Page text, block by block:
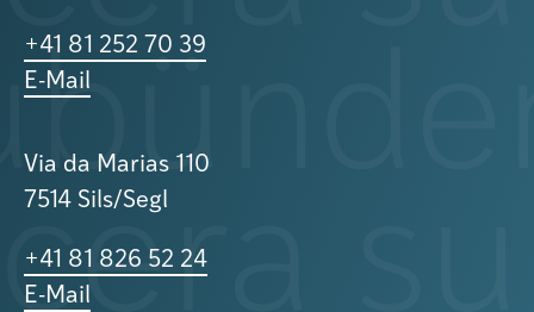
+41 81 252 70 39
E-Mail
Via da Marias 110
7514 Sils/Segl
+41 81 826 52 24
E-Mail